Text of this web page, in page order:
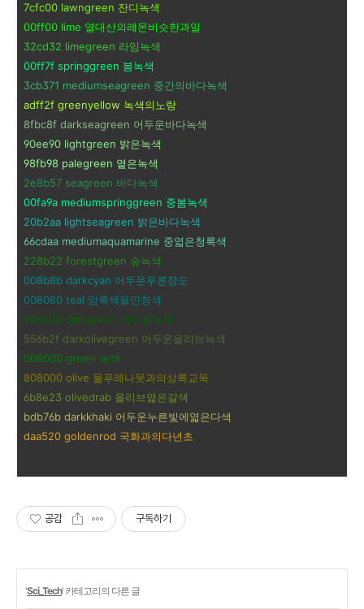
7cfc00 lawngreen 잔디녹색
00ff00 lime 열대산의레몬비슷한과일
32cd32 limegreen 라임녹색
00ff7f springgreen 봄녹색
3cb371 mediumseagreen 중간의바다녹색
adff2f greenyellow 녹색의노랑
8fbc8f darkseagreen 어두운바다녹색
90ee90 lightgreen 밝은녹색
98fb98 palegreen 옅은녹색
2e8b57 seagreen 바다녹색
00fa9a mediumspringgreen 중봄녹색
20b2aa lightseagreen 밝은바다녹색
66cdaa mediumaquamarine 중엷은청록색
228b22 forestgreen 숲녹색
008b8b darkcyan 어두운푸른정도
008080 teal 암록색을띤청색
006400 darkgreen 어두운녹색
556b2f darkolivegreen 어두운올리브녹색
008000 green 녹색
808000 olive 물푸레나뭇과의상록교목
6b8e23 olivedrab 올리브엷은갈색
bdb76b darkkhaki 어두운누른빛에엷은다색
daa520 goldenrod 국화과의다년초
공감 구독하기
'Sci_Tech' 카테고리의 다른 글